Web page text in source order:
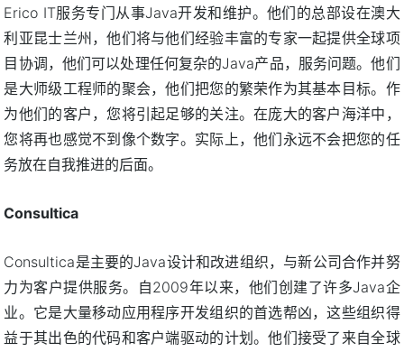
Erico IT服务专门从事Java开发和维护。他们的总部设在澳大
利亚昆士兰州，他们将与他们经验丰富的专家一起提供全球项
目协调，他们可以处理任何复杂的Java产品，服务问题。他们
是大师级工程师的聚会，他们把您的繁荣作为其基本目标。作
为他们的客户，您将引起足够的关注。在庞大的客户海洋中，
您将再也感觉不到像个数字。实际上，他们永远不会把您的任
务放在自我推进的后面。
Consultica
Consultica是主要的Java设计和改进组织，与新公司合作并努
力为客户提供服务。自2009年以来，他们创建了许多Java企
业。它是大量移动应用程序开发组织的首选帮凶，这些组织得
益于其出色的代码和客户端驱动的计划。他们接受了来自全球